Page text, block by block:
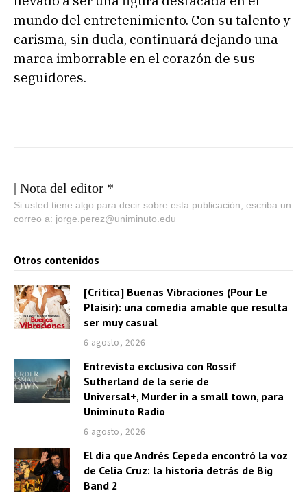
mundo del entretenimiento. Con su talento y
carisma, sin duda, continuará dejando una
marca imborrable en el corazón de sus
seguidores.
| Nota del editor *
Si usted tiene algo para decir sobre esta publicación, escriba un
correo a: jorge.perez@uniminuto.edu
Otros contenidos
[Crítica] Buenas Vibraciones (Pour Le
Plaisir): una comedia amable que resulta
ser muy casual
6 agosto, 2026
Entrevista exclusiva con Rossif
Sutherland de la serie de
Universal+, Murder in a small town, para
Uniminuto Radio
6 agosto, 2026
El día que Andrés Cepeda encontró la voz
de Celia Cruz: la historia detrás de Big
Band 2